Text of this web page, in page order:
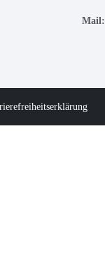
Mail: